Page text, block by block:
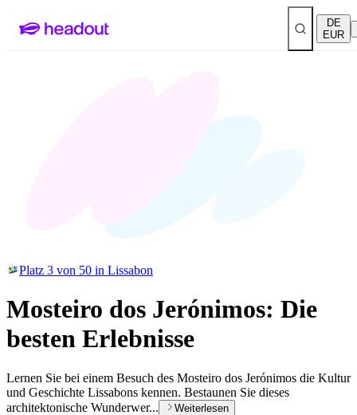
DE
EUR
Platz 3 von 50 in Lissabon
Mosteiro dos Jerónimos: Die
besten Erlebnisse
Lernen Sie bei einem Besuch des Mosteiro dos Jerónimos die Kultur
und Geschichte Lissabons kennen. Bestaunen Sie dieses
architektonische Wunderwer...
Weiterlesen